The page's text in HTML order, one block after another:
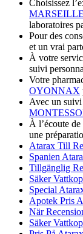
Choisissez
MARSEILLE
laboratoires
Pour des
et un vrai
À votre
suivi
Votre
OYONNAX
Avec un suivi
À l’écoute de
une
Atarax Till
Spanien
Tillgänglig
Säker
Special
Apotek Pris
När
Säker